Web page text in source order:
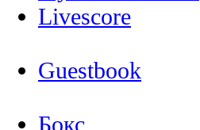
Livescore
Guestbook
Бокс